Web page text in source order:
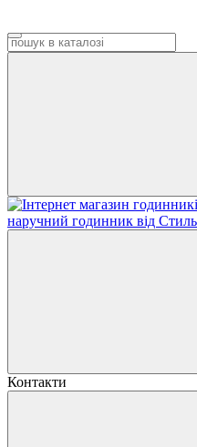
Контакти